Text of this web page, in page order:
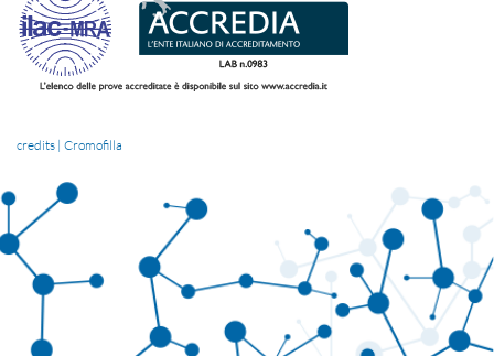
credits | Cromofilla